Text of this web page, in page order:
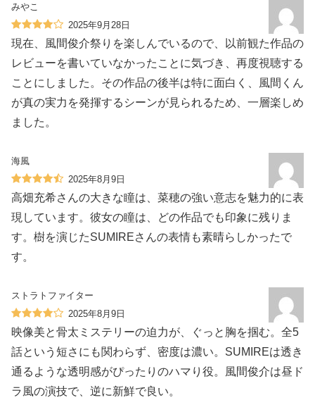
みやこ
2025年9月28日
現在、風間俊介祭りを楽しんでいるので、以前観た作品の
レビューを書いていなかったことに気づき、再度視聴する
ことにしました。その作品の後半は特に面白く、風間くん
が真の実力を発揮するシーンが見られるため、一層楽しめ
ました。
海風
2025年8月9日
高畑充希さんの大きな瞳は、菜穂の強い意志を魅力的に表
現しています。彼女の瞳は、どの作品でも印象に残りま
す。樹を演じたSUMIREさんの表情も素晴らしかったで
す。
ストラトファイター
2025年8月9日
映像美と骨太ミステリーの迫力が、ぐっと胸を掴む。全5
話という短さにも関わらず、密度は濃い。SUMIREは透き
通るような透明感がぴったりのハマり役。風間俊介は昼ド
ラ風の演技で、逆に新鮮で良い。